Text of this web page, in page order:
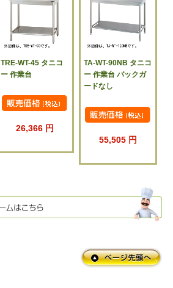
TRE-WT-45 タニコ
ー 作業台
26,366 円
TA-WT-90NB タニコ
ー 作業台 バックガ
ードなし
55,505 円